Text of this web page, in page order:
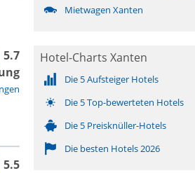
5.7
5.5
Mietwagen Xanten
Hotel-Charts Xanten
Die 5 Aufsteiger Hotels
Die 5 Top-bewerteten Hotels
Die 5 Preisknüller-Hotels
Die besten Hotels 2026